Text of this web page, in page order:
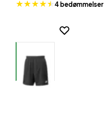
4 bedømmelser